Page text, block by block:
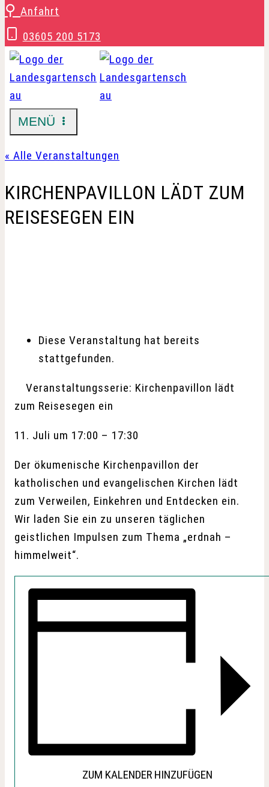
Zum
Inhalt
springen
⚲ Anfahrt
03605 200 5173
MENÜ
« Alle Veranstaltungen
KIRCHENPAVILLON LÄDT ZUM
REISESEGEN EIN
Diese Veranstaltung hat bereits
stattgefunden.
Veranstaltungsserie: Kirchenpavillon lädt
zum Reisesegen ein
11. Juli um 17:00 – 17:30
Der ökumenische Kirchenpavillon der
katholischen und evangelischen Kirchen lädt
zum Verweilen, Einkehren und Entdecken ein.
Wir laden Sie ein zu unseren täglichen
geistlichen Impulsen zum Thema „erdnah –
himmelweit“.
ZUM KALENDER HINZUFÜGEN